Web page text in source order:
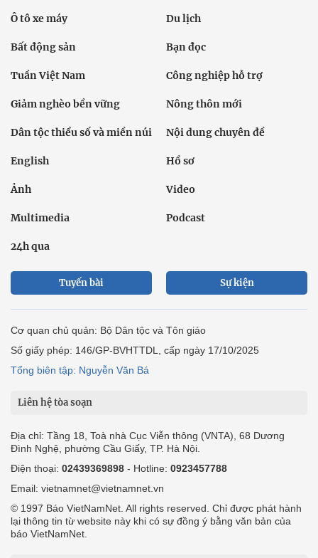
Ô tô xe máy Du lịch
Bất động sản Bạn đọc
Tuần Việt Nam Công nghiệp hỗ trợ
Giảm nghèo bền vững Nông thôn mới
Dân tộc thiểu số và miền núi Nội dung chuyên đề
English Hồ sơ
Ảnh Video
Multimedia Podcast
24h qua
Tuyến bài Sự kiện
Cơ quan chủ quản: Bộ Dân tộc và Tôn giáo
Số giấy phép: 146/GP-BVHTTDL, cấp ngày 17/10/2025
Tổng biên tập: Nguyễn Văn Bá
Liên hệ tòa soạn
Địa chỉ: Tầng 18, Toà nhà Cục Viễn thông (VNTA), 68 Dương
Đình Nghệ, phường Cầu Giấy, TP. Hà Nội.
Điện thoại: 02439369898 - Hotline: 0923457788
Email: vietnamnet@vietnamnet.vn
© 1997 Báo VietNamNet. All rights reserved. Chỉ được phát hành
lại thông tin từ website này khi có sự đồng ý bằng văn bản của
báo VietNamNet.